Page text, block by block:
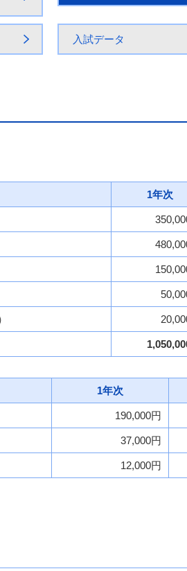
入試データ
1年次
1年次
190,000円
37,000円
12,000円